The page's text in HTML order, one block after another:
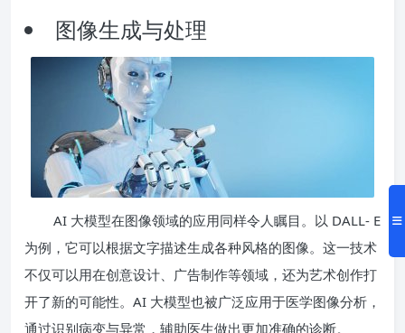
图像生成与处理
AI 大模型在图像领域的应用同样令人瞩目。以 DALL- E
为例，它可以根据文字描述生成各种风格的图像。这一技术
不仅可以用在创意设计、广告制作等领域，还为艺术创作打
开了新的可能性。AI 大模型也被广泛应用于医学图像分析，
通过识别病变与异常，辅助医生做出更加准确的诊断。